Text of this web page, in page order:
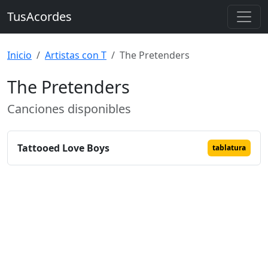
TusAcordes
Inicio Artistas con T The Pretenders
The Pretenders
Canciones disponibles
Tattooed Love Boys tablatura